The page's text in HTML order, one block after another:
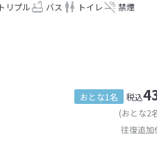
トリプル バス トイレ 禁煙
おとな1名 税込
(おとな2
往復追加